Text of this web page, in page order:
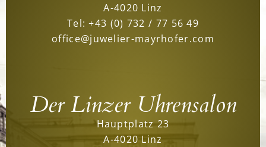
A-4020 Linz
Tel:+43 (0) 732 / 77 56 49
office@juwelier-mayrhofer.com
Der Linzer Uhrensalon
Hauptplatz 23
A-4020 Linz